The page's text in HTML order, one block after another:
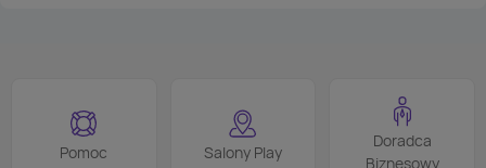
Pomoc Salony Play
Doradca
Biznesowy